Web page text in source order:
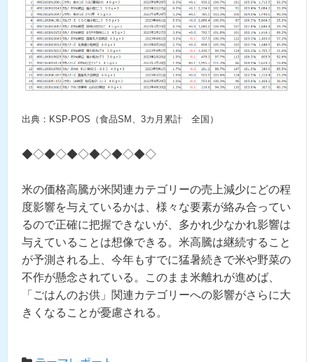
出典：KSP-POS（食品SM、3カ月累計 全国）
◆◇◆◇◆◇◆◇◆◇◆◇
米の価格高騰が米関連カテゴリーの売上減少にどの程
度影響を与えているかは、様々な要素が絡み合ってい
るので正確に把握できないが、多かれ少なかれ影響は
与えていることは想像できる。米高騰は継続すること
が予測される上、今年もすでに猛暑続きで米や野菜の
不作が懸念されている。このまま米離れが進めば、
「ごはんのお供」関連カテゴリーへの影響がさらに大
きくなることが憂慮される。